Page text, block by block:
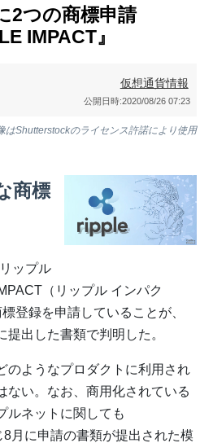
2つの商標申請
IMPACT』
仮想通貨情報
公開日時:2020/08/26 07:23
はShutterstockのライセンス許諾により使用
商標
ップル
（リップル インパク
登録を申請していることが、
出した書類で判明した。
のようなプロダクトに利用され
ない。なお、商用化されている
ルネットに関しても
8月に申請の書類が提出された模